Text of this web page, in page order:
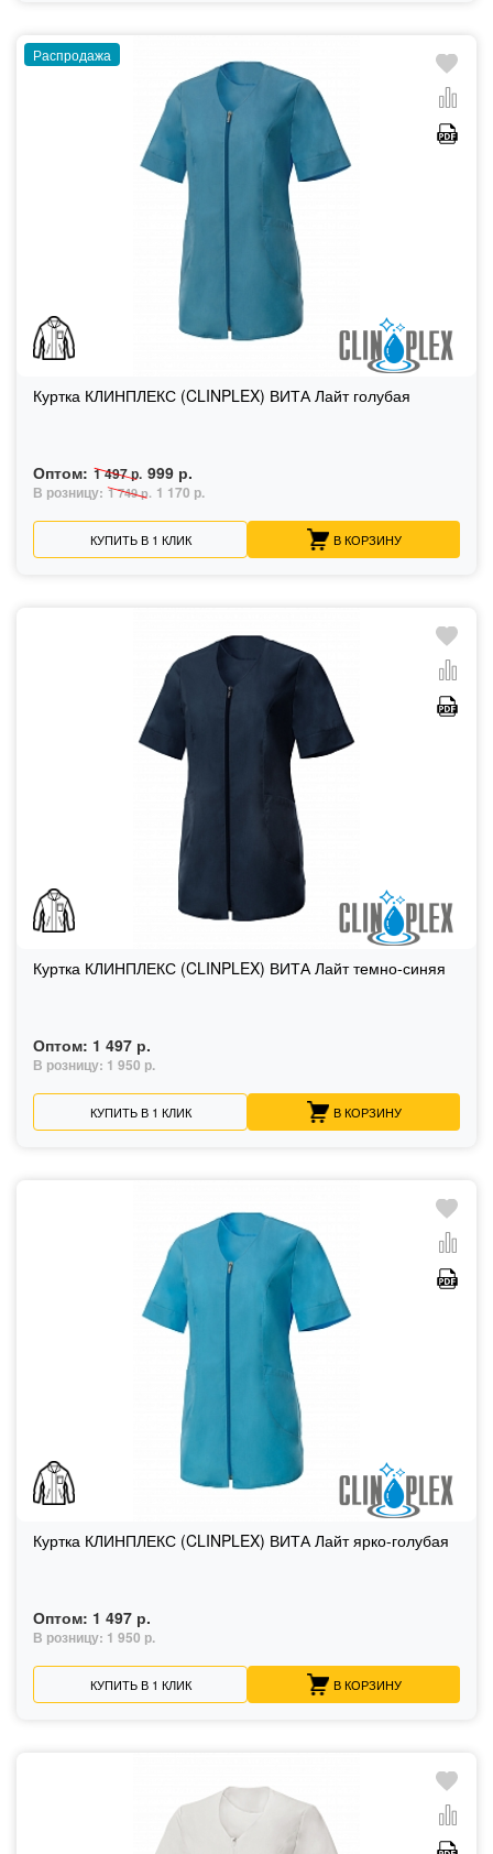
Распродажа
Куртка КЛИНПЛЕКС (CLINPLEX) ВИТА Лайт голубая
Оптом: 1 497 р. 999 р.
В розницу: 1 749 р. 1 170 р.
КУПИТЬ В 1 КЛИК В КОРЗИНУ
Куртка КЛИНПЛЕКС (CLINPLEX) ВИТА Лайт темно-синяя
Оптом: 1 497 р.
В розницу: 1 950 р.
КУПИТЬ В 1 КЛИК В КОРЗИНУ
Куртка КЛИНПЛЕКС (CLINPLEX) ВИТА Лайт ярко-голубая
Оптом: 1 497 р.
В розницу: 1 950 р.
КУПИТЬ В 1 КЛИК В КОРЗИНУ